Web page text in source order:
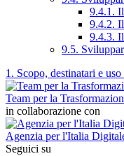
9.4.1.
9.4.2.
9.4.3.
9.5.
1. Scopo, destinatari e
Team per la
in collaborazione con
Agenzia per l'Italia
Seguici su